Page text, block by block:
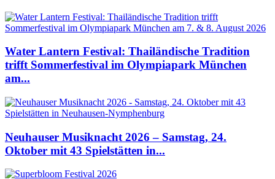
Water Lantern Festival: Thailändische Tradition
trifft Sommerfestival im Olympiapark München
am...
Neuhauser Musiknacht 2026 – Samstag, 24.
Oktober mit 43 Spielstätten in...